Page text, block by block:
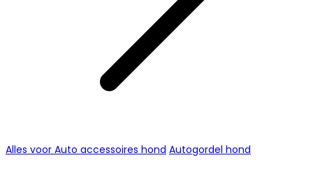
Alles voor Auto accessoires hond Autogordel hond